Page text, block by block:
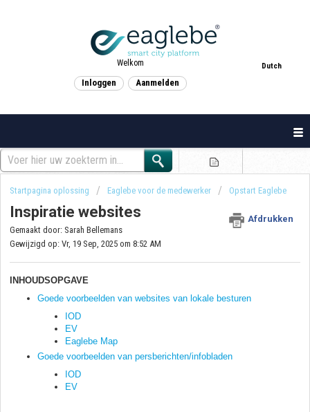
Dutch
Welkom
Inloggen Aanmelden
Startpagina oplossing Eaglebe voor de medewerker Opstart Eaglebe
Inspiratie websites
Afdrukken
Gemaakt door: Sarah Bellemans
Gewijzigd op: Vr, 19 Sep, 2025 om 8:52 AM
INHOUDSOPGAVE
Goede voorbeelden van websites van lokale besturen
IOD
EV
Eaglebe Map
Goede voorbeelden van persberichten/infobladen
IOD
EV